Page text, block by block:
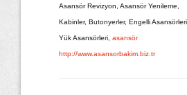
Asansör Revizyon, Asansör Yenileme,
Kabinler, Butonyerler, Engelli Asansörleri,
Yük Asansörleri, asansör
http://www.asansorbakim.biz.tr